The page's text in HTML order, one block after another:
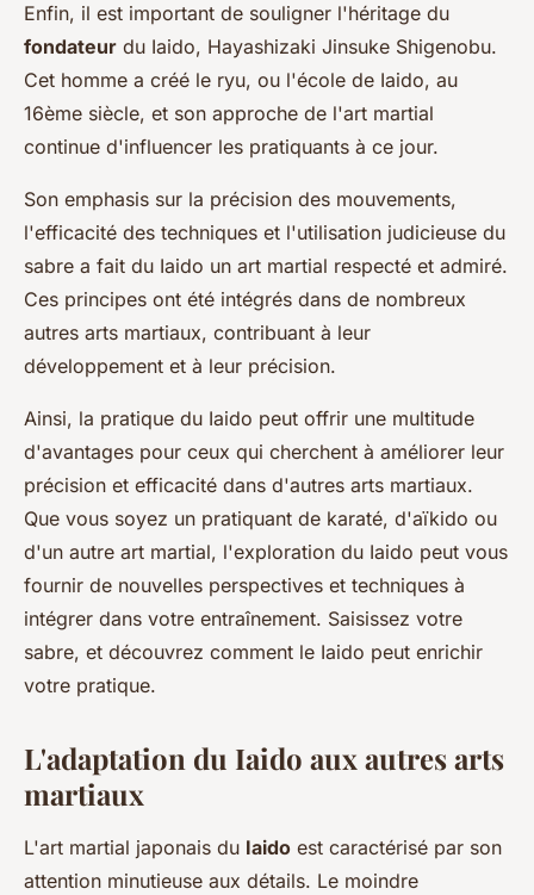
Enfin, il est important de souligner l'héritage du
fondateur du Iaido, Hayashizaki Jinsuke Shigenobu.
Cet homme a créé le ryu, ou l'école de Iaido, au
16ème siècle, et son approche de l'art martial
continue d'influencer les pratiquants à ce jour.
Son emphasis sur la précision des mouvements,
l'efficacité des techniques et l'utilisation judicieuse du
sabre a fait du Iaido un art martial respecté et admiré.
Ces principes ont été intégrés dans de nombreux
autres arts martiaux, contribuant à leur
développement et à leur précision.
Ainsi, la pratique du Iaido peut offrir une multitude
d'avantages pour ceux qui cherchent à améliorer leur
précision et efficacité dans d'autres arts martiaux.
Que vous soyez un pratiquant de karaté, d'aïkido ou
d'un autre art martial, l'exploration du Iaido peut vous
fournir de nouvelles perspectives et techniques à
intégrer dans votre entraînement. Saisissez votre
sabre, et découvrez comment le Iaido peut enrichir
votre pratique.
L'adaptation du Iaido aux autres arts
martiaux
L'art martial japonais du Iaido est caractérisé par son
attention minutieuse aux détails. Le moindre